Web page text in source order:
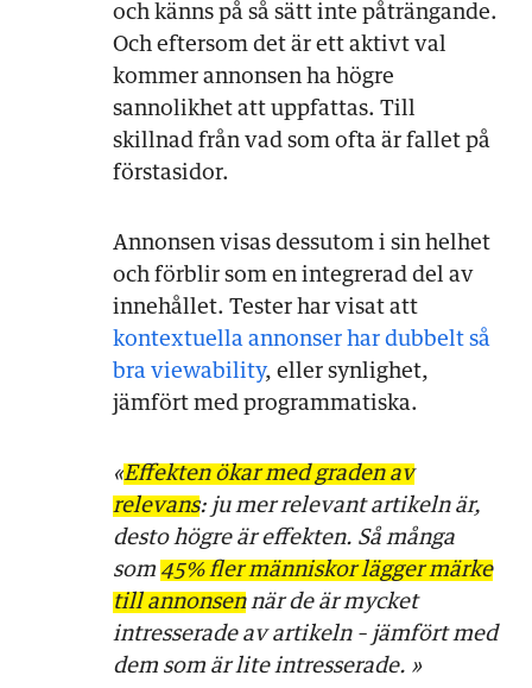
och känns på så sätt inte påträngande.
Och eftersom det är ett aktivt val
kommer annonsen ha högre
sannolikhet att uppfattas. Till
skillnad från vad som ofta är fallet på
förstasidor.
Annonsen visas dessutom i sin helhet
och förblir som en integrerad del av
innehållet. Tester har visat att
kontextuella annonser har dubbelt så
bra viewability, eller synlighet,
jämfört med programmatiska.
«Effekten ökar med graden av
relevans: ju mer relevant artikeln är,
desto högre är effekten. Så många
som 45% fler människor lägger märke
till annonsennär de är mycket
intresserade av artikeln – jämfört med
dem som är lite intresserade. »